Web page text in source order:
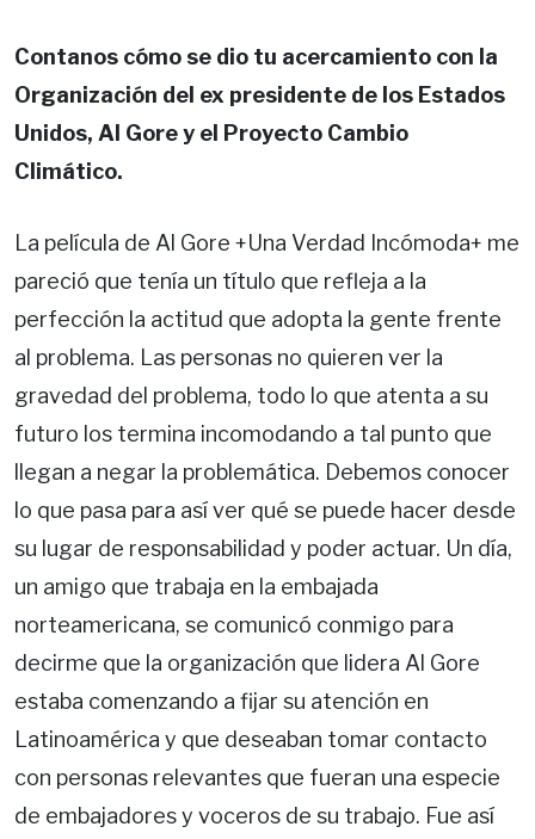
Contanos cómo se dio tu acercamiento con la
Organización del ex presidente de los Estados
Unidos, Al Gore y el Proyecto Cambio
Climático.
La película de Al Gore +Una Verdad Incómoda+ me
pareció que tenía un título que refleja a la
perfección la actitud que adopta la gente frente
al problema. Las personas no quieren ver la
gravedad del problema, todo lo que atenta a su
futuro los termina incomodando a tal punto que
llegan a negar la problemática. Debemos conocer
lo que pasa para así ver qué se puede hacer desde
su lugar de responsabilidad y poder actuar. Un día,
un amigo que trabaja en la embajada
norteamericana, se comunicó conmigo para
decirme que la organización que lidera Al Gore
estaba comenzando a fijar su atención en
Latinoamérica y que deseaban tomar contacto
con personas relevantes que fueran una especie
de embajadores y voceros de su trabajo. Fue así